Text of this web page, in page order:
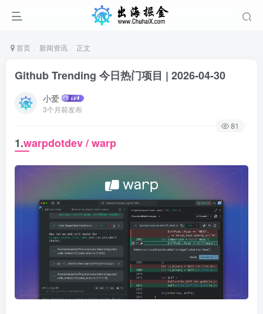
首页 新闻资讯 正文
Github Trending 今日热门项目 | 2026-04-30
小爱
3个月前发布
81
1.warpdotdev / warp